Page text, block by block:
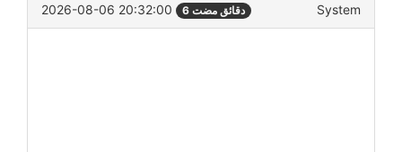
2026-08-06 20:32:00 6 دقائق مضت System